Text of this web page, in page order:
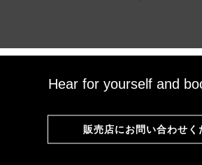
Hear for yourself and
販売店にお問い合わせく